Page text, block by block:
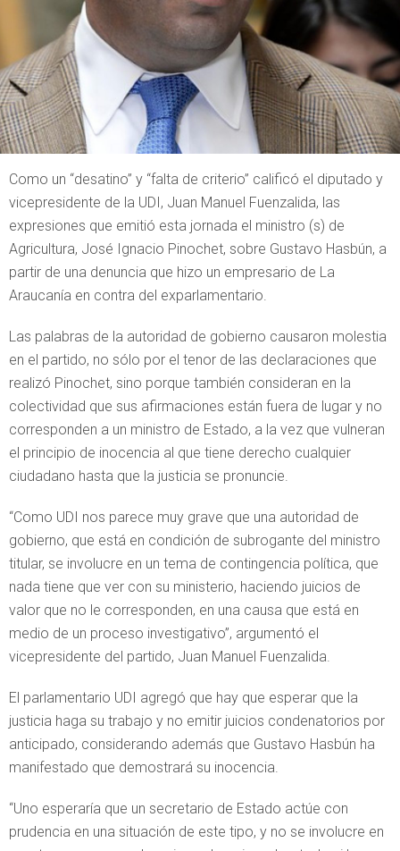
Como un “desatino” y “falta de criterio” calificó el diputado y
vicepresidente de la UDI, Juan Manuel Fuenzalida, las
expresiones que emitió esta jornada el ministro (s) de
Agricultura, José Ignacio Pinochet, sobre Gustavo Hasbún, a
partir de una denuncia que hizo un empresario de La
Araucanía en contra del exparlamentario.
Las palabras de la autoridad de gobierno causaron molestia
en el partido, no sólo por el tenor de las declaraciones que
realizó Pinochet, sino porque también consideran en la
colectividad que sus afirmaciones están fuera de lugar y no
corresponden a un ministro de Estado, a la vez que vulneran
el principio de inocencia al que tiene derecho cualquier
ciudadano hasta que la justicia se pronuncie.
“Como UDI nos parece muy grave que una autoridad de
gobierno, que está en condición de subrogante del ministro
titular, se involucre en un tema de contingencia política, que
nada tiene que ver con su ministerio, haciendo juicios de
valor que no le corresponden, en una causa que está en
medio de un proceso investigativo”, argumentó el
vicepresidente del partido, Juan Manuel Fuenzalida.
El parlamentario UDI agregó que hay que esperar que la
justicia haga su trabajo y no emitir juicios condenatorios por
anticipado, considerando además que Gustavo Hasbún ha
manifestado que demostrará su inocencia.
“Uno esperaría que un secretario de Estado actúe con
prudencia en una situación de este tipo, y no se involucre en